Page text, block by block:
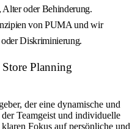
Alter oder Behinderung.
von PUMA und wir
Diskriminierung.
Planning
der eine dynamische und
Teamgeist und individuelle
Fokus auf persönliche und